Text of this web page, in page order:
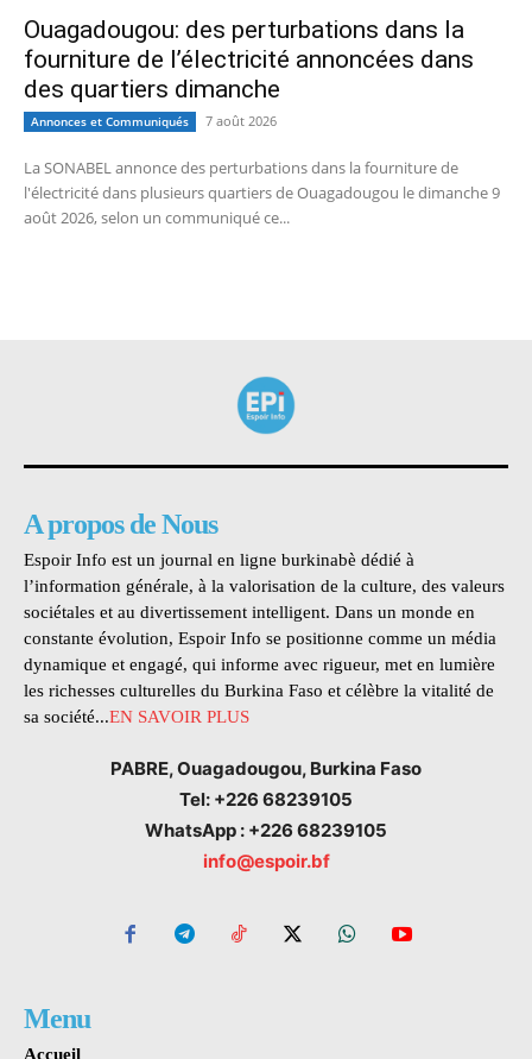
Ouagadougou: des perturbations dans la
fourniture de l’électricité annoncées dans
des quartiers dimanche
Annonces et Communiqués 7 août 2026
La SONABEL annonce des perturbations dans la fourniture de
l'électricité dans plusieurs quartiers de Ouagadougou le dimanche 9
août 2026, selon un communiqué ce...
A propos de Nous
Espoir Info est un journal en ligne burkinabè dédié à
l’information générale, à la valorisation de la culture, des valeurs
sociétales et au divertissement intelligent. Dans un monde en
constante évolution, Espoir Info se positionne comme un média
dynamique et engagé, qui informe avec rigueur, met en lumière
les richesses culturelles du Burkina Faso et célèbre la vitalité de
sa société...EN SAVOIR PLUS
PABRE, Ouagadougou, Burkina Faso
Tel: +226 68239105
WhatsApp : +226 68239105
info@espoir.bf
Menu
Accueil